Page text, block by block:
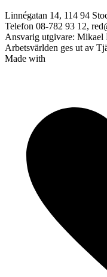
Linnégatan 14, 114 94
Telefon 08-782 93 12,
Ansvarig utgivare: Mikael
Arbetsvärlden ges ut av
Made with